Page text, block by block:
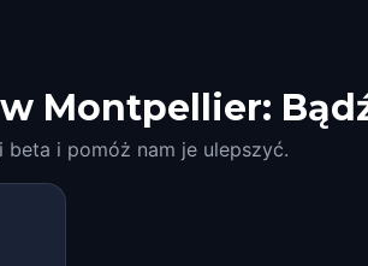
Montpellier:
i pomóż nam je ulepszyć.